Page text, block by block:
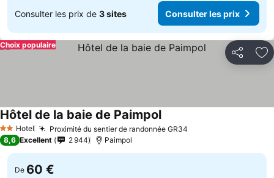
Consulter les prix de 3 sites Consulter les prix
Partager
Choix populaire
2 Étoiles
Hotel Proximité du sentier de randonnée GR34
Hôtel de la baie de Paimpol
8,6 Excellent 2 944 Paimpol
De 60 €